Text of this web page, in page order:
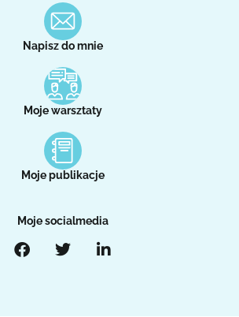
Napisz do mnie
Moje warsztaty
Moje publikacje
Moje socialmedia